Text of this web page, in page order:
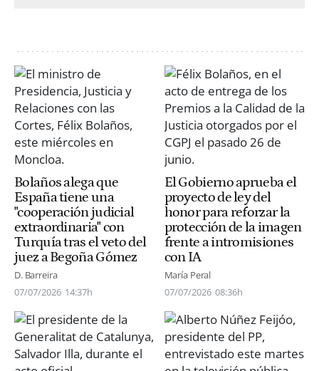
Bolaños alega que
España tiene una
"cooperación judicial
extraordinaria" con
Turquía tras el veto del
juez a Begoña Gómez
D. Barreira
07/07/2026 14:37h
El Gobierno aprueba el
proyecto de ley del
honor para reforzar la
protección de la imagen
frente a intromisiones
con IA
María Peral
07/07/2026 08:36h